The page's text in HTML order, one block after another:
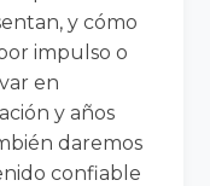
y cómo
impulso o
en
y años
daremos
confiable